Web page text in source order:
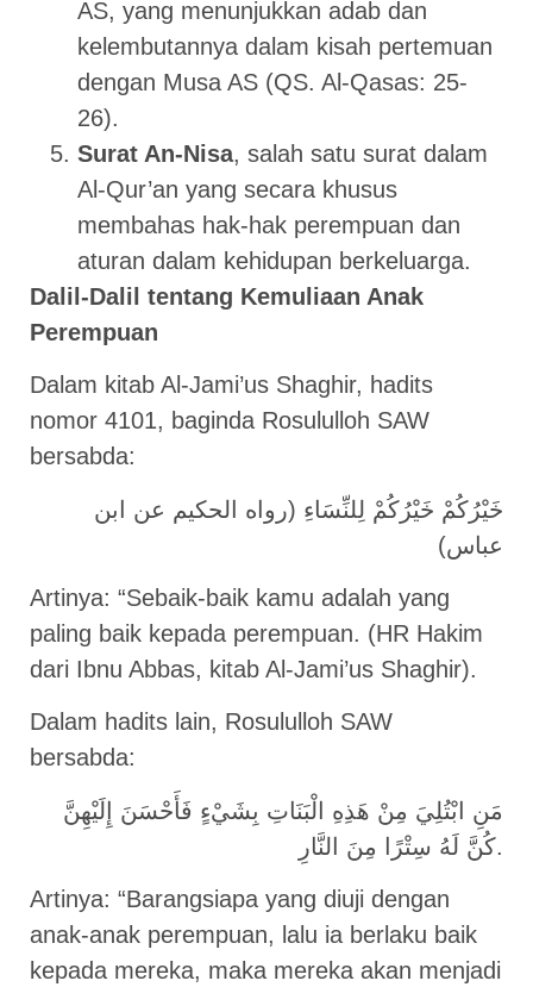
AS, yang menunjukkan adab dan
kelembutannya dalam kisah pertemuan
dengan Musa AS (QS. Al-Qasas: 25-
26).
Surat An-Nisa, salah satu surat dalam
Al-Qur’an yang secara khusus
membahas hak-hak perempuan dan
aturan dalam kehidupan berkeluarga.
Dalil-Dalil tentang Kemuliaan Anak
Perempuan
Dalam kitab Al-Jami’us Shaghir, hadits
nomor 4101, baginda Rosululloh SAW
bersabda:
خَيْرُكُمْ خَيْرُكُمْ لِلنِّسَاءِ (رواه الحكيم عن ابن
عباس)
Artinya: “Sebaik-baik kamu adalah yang
paling baik kepada perempuan. (HR Hakim
dari Ibnu Abbas, kitab Al-Jami’us Shaghir).
Dalam hadits lain, Rosululloh SAW
bersabda:
مَنِ ابْتُلِيَ مِنْ هَذِهِ الْبَنَاتِ بِشَيْءٍ فَأَحْسَنَ إِلَيْهِنَّ
كُنَّ لَهُ سِتْرًا مِنَ النَّارِ.
Artinya: “Barangsiapa yang diuji dengan
anak-anak perempuan, lalu ia berlaku baik
kepada mereka, maka mereka akan menjadi